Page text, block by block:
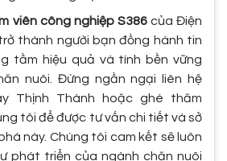
viên công nghiệp S386của Điện
thành người bạn đồng hành tin
tầm hiệu quả và tính bền vững
nuôi. Đừng ngần ngại liên hệ
Thịnh Thành hoặc ghé thăm
tôi để được tư vấn chi tiết và sở
này. Chúng tôi cam kết sẽ luôn
phát triển của ngành chăn nuôi